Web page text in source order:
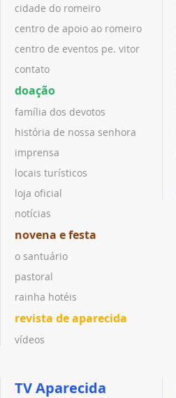
cidade do romeiro
centro de apoio ao romeiro
centro de eventos pe. vitor
contato
doação
família dos devotos
história de nossa senhora
imprensa
locais turísticos
loja oficial
notícias
novena e festa
o santuário
pastoral
rainha hotéis
revista de aparecida
vídeos
TV Aparecida